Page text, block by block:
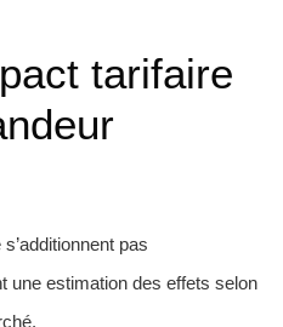
tarifaire
pas
une estimation des effets selon